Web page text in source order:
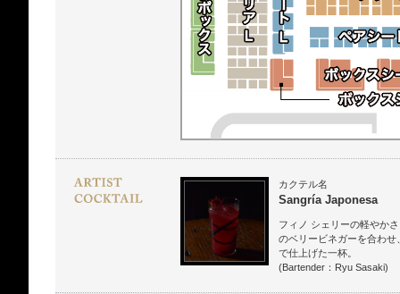
カクテル名
Sangría Japonesa
フィノ シェリーの軽やか
のベリービネガーを合わ
で仕上げた一杯。
(Bartender：Ryu Sasaki)